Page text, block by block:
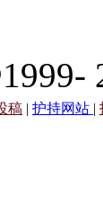
稿 | 护持网站 |